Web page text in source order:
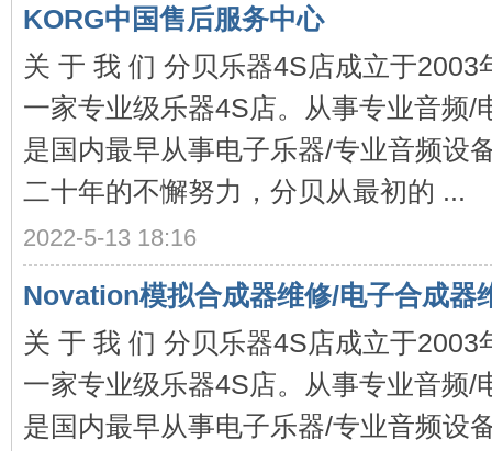
4S
KORG中国售后服务中心
关 于 我 们 分贝乐器4S店成立于2003
一家专业级乐器4S店。从事专业音频/
是国内最早从事电子乐器/专业音频设
二十年的不懈努力，分贝从最初的 ...
2022-5-13 18:16
Novation模拟合成器维修/电子合成器
关 于 我 们 分贝乐器4S店成立于2003
一家专业级乐器4S店。从事专业音频/
是国内最早从事电子乐器/专业音频设